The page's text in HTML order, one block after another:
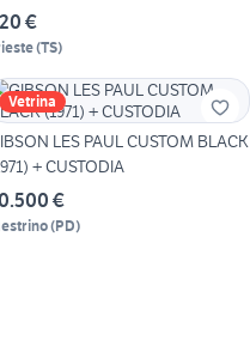
€
(TS)
Vetrina
LES PAUL CUSTOM BLACK
+ CUSTODIA
€
(PD)